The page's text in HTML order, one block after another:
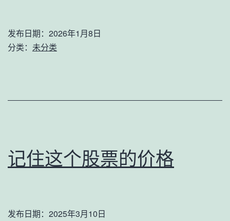
发布日期： 2026年1月8日
分类： 未分类
记住这个股票的价格
发布日期： 2025年3月10日